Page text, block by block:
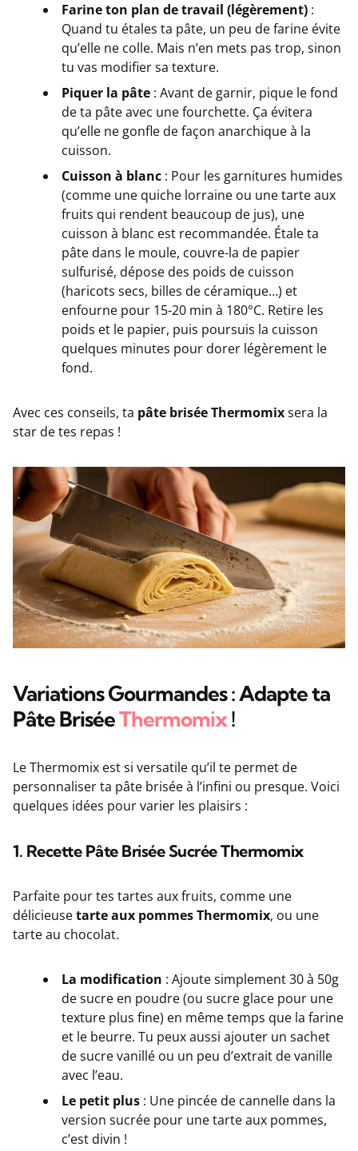
Farine ton plan de travail (légèrement) :
Quand tu étales ta pâte, un peu de farine évite
qu’elle ne colle. Mais n’en mets pas trop, sinon
tu vas modifier sa texture.
Piquer la pâte : Avant de garnir, pique le fond
de ta pâte avec une fourchette. Ça évitera
qu’elle ne gonfle de façon anarchique à la
cuisson.
Cuisson à blanc : Pour les garnitures humides
(comme une quiche lorraine ou une tarte aux
fruits qui rendent beaucoup de jus), une
cuisson à blanc est recommandée. Étale ta
pâte dans le moule, couvre-la de papier
sulfurisé, dépose des poids de cuisson
(haricots secs, billes de céramique…) et
enfourne pour 15-20 min à 180°C. Retire les
poids et le papier, puis poursuis la cuisson
quelques minutes pour dorer légèrement le
fond.
Avec ces conseils, ta pâte brisée Thermomixsera la
star de tes repas !
Variations Gourmandes : Adapte ta
Pâte BriséeThermomix!
Le Thermomix est si versatile qu’il te permet de
personnaliser ta pâte brisée à l’infini ou presque. Voici
quelques idées pour varier les plaisirs :
1. Recette Pâte Brisée Sucrée Thermomix
Parfaite pour tes tartes aux fruits, comme une
délicieusetarte aux pommes Thermomix, ou une
tarte au chocolat.
La modification : Ajoute simplement 30 à 50g
de sucre en poudre (ou sucre glace pour une
texture plus fine) en même temps que la farine
et le beurre. Tu peux aussi ajouter un sachet
de sucre vanillé ou un peu d’extrait de vanille
avec l’eau.
Le petit plus : Une pincée de cannelle dans la
version sucrée pour une tarte aux pommes,
c’est divin !